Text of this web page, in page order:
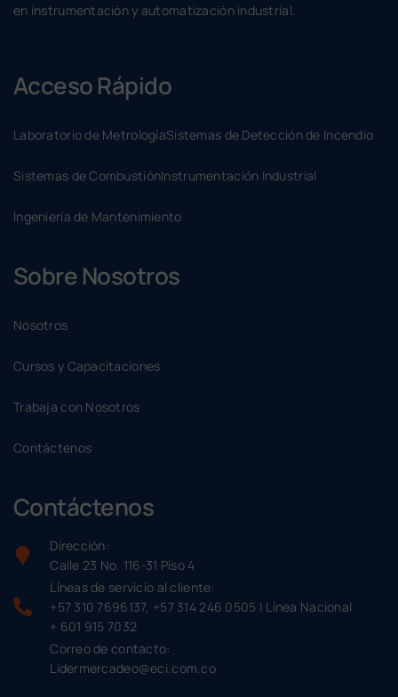
en instrumentación y automatización industrial.
Acceso Rápido
Laboratorio de MetrologíaSistemas de Detección de Incendio
Sistemas de CombustiónInstrumentación Industrial
Ingeniería de Mantenimiento
Sobre Nosotros
Nosotros
Cursos y Capacitaciones
Trabaja con Nosotros
Contáctenos
Contáctenos
Dirección:
Calle 23 No. 116-31 Piso 4
Líneas de servicio al cliente:
+57 310 7696137, +57 314 246 0505 | Línea Nacional
+ 601 915 7032
Correo de contacto:
Lidermercadeo@eci.com.co